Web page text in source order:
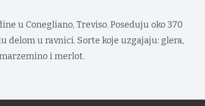
u Conegliano, Treviso. Poseduju oko 370
delom u ravnici. Sorte koje uzgajaju: glera,
i merlot.